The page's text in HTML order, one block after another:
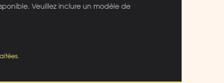
Veuillez inclure un modèle de
.